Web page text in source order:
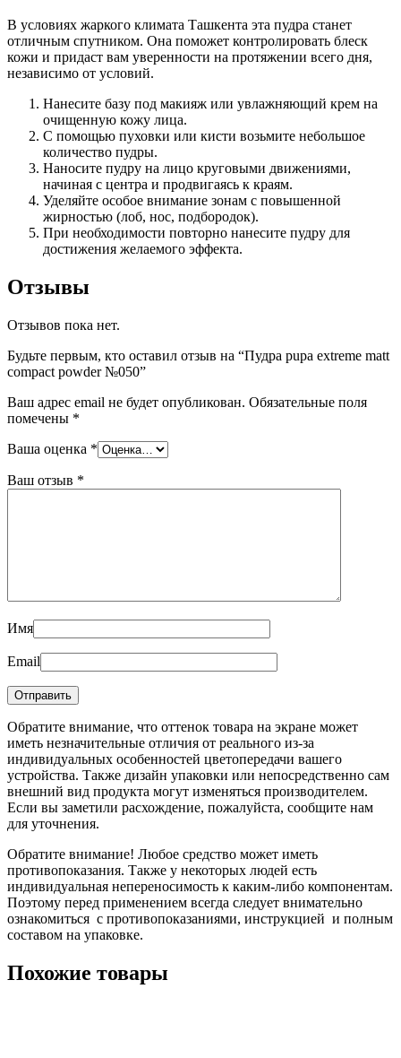
В условиях жаркого климата Ташкента эта пудра станет
отличным спутником. Она поможет контролировать блеск
кожи и придаст вам уверенности на протяжении всего дня,
независимо от условий.
Нанесите базу под макияж или увлажняющий крем на
очищенную кожу лица.
С помощью пуховки или кисти возьмите небольшое
количество пудры.
Наносите пудру на лицо круговыми движениями,
начиная с центра и продвигаясь к краям.
Уделяйте особое внимание зонам с повышенной
жирностью (лоб, нос, подбородок).
При необходимости повторно нанесите пудру для
достижения желаемого эффекта.
Отзывы
Отзывов пока нет.
Будьте первым, кто оставил отзыв на “Пудра pupa extreme matt
compact powder №050”
Ваш адрес email не будет опубликован. Обязательные поля
помечены *
Ваша оценка *
Ваш отзыв *
Имя
Email
Обратите внимание, что оттенок товара на экране может
иметь незначительные отличия от реального из-за
индивидуальных особенностей цветопередачи вашего
устройства. Также дизайн упаковки или непосредственно сам
внешний вид продукта могут изменяться производителем.
Если вы заметили расхождение, пожалуйста, сообщите нам
для уточнения.
Обратите внимание! Любое средство может иметь
противопоказания. Также у некоторых людей есть
индивидуальная непереносимость к каким-либо компонентам.
Поэтому перед применением всегда следует внимательно
ознакомиться с противопоказаниями, инструкцией и полным
составом на упаковке.
Похожие товары